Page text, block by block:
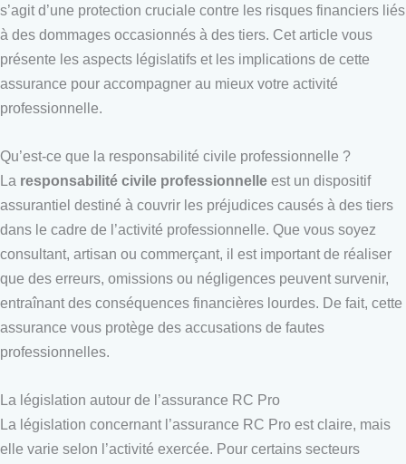
s’agit d’une protection cruciale contre les risques financiers liés
à des dommages occasionnés à des tiers. Cet article vous
présente les aspects législatifs et les implications de cette
assurance pour accompagner au mieux votre activité
professionnelle.
Qu’est-ce que la responsabilité civile professionnelle ?
La responsabilité civile professionnelle est un dispositif
assurantiel destiné à couvrir les préjudices causés à des tiers
dans le cadre de l’activité professionnelle. Que vous soyez
consultant, artisan ou commerçant, il est important de réaliser
que des erreurs, omissions ou négligences peuvent survenir,
entraînant des conséquences financières lourdes. De fait, cette
assurance vous protège des accusations de fautes
professionnelles.
La législation autour de l’assurance RC Pro
La législation concernant l’assurance RC Pro est claire, mais
elle varie selon l’activité exercée. Pour certains secteurs